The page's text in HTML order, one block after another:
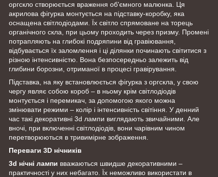
оргскло створюється враження об'ємного малюнка. Ця
акрилова фігурка монтується на підставку-коробку, яка
оснащена світлодіодами. Їх світло спрямоване на торець
органічного скла, при цьому проходить через призму. Промені
потрапляють на глибокі подряпини від гравіювання,
відбувається їх заломлення і ці ділянки починають світитися з
різною інтенсивністю. Вона безпосередньо залежить від
глибини борозни, отриманої в процесі гравірування.
Підставка, на яку встановлюється фігурка з оргскла, у свою
чергу являє собою короб – в ньому крім світлодіодів
монтується і перемикач, за допомогою якого можна
змінювати режими – колір і інтенсивність світіння. У денний
час такі декоративні 3d лампи виглядають звичайними. Але
вночі, при включенні світлодіодів, вони чарівним чином
перетворюються в тривимірне зображення.
Переваги 3D нічників
3d нічні лампи вважаються швидше декоративними –
практичності у них небагато. Їх неможливо використати в